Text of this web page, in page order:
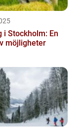
i Stockholm: En
möjligheter